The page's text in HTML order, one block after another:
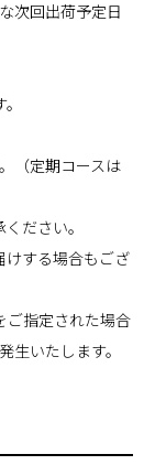
次回出荷予定日
（定期コースは
ださい。
けする場合もござ
ご指定された場合
生いたします。